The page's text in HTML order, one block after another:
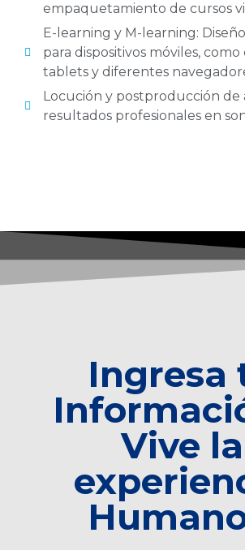
empaquetamiento de cursos
E-learning y M-learning:
para dispositivos móviles,
tablets y diferentes
Locución y postproducción de
resultados profesionales en
Ingresa
Vive la